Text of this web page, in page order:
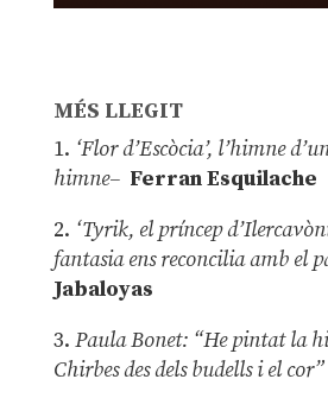
MÉS LLEGIT
1. ‘Flor d’Escòcia’, l’himne
himne– Ferran Esquilache
2. ‘Tyrik, el príncep
fantasia ens reconcilia amb el
Jabaloyas
3. Paula Bonet: “He pintat la
Chirbes des dels budells i el